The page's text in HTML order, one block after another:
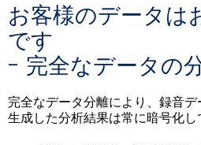
お客様のデータは
です
- 完全なデータの
完全なデータ分離により、録音
生成した分析結果は常に暗号化し